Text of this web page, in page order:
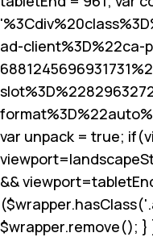
ad-client%3D%22ca-
var unpack = true;
viewport
&& viewport
$wrapper.remove();